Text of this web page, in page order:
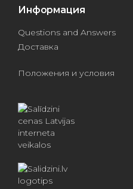
Информация
Questions and Answers
Доставка
Положения и условия